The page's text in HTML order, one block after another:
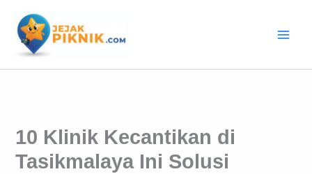
konten
10 Klinik Kecantikan di
Tasikmalaya Ini Solusi